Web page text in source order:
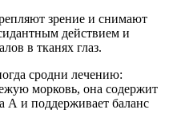
зрение и снимают
действием и
в тканях глаз.
сродни лечению:
морковь, она содержит
А и поддерживает баланс